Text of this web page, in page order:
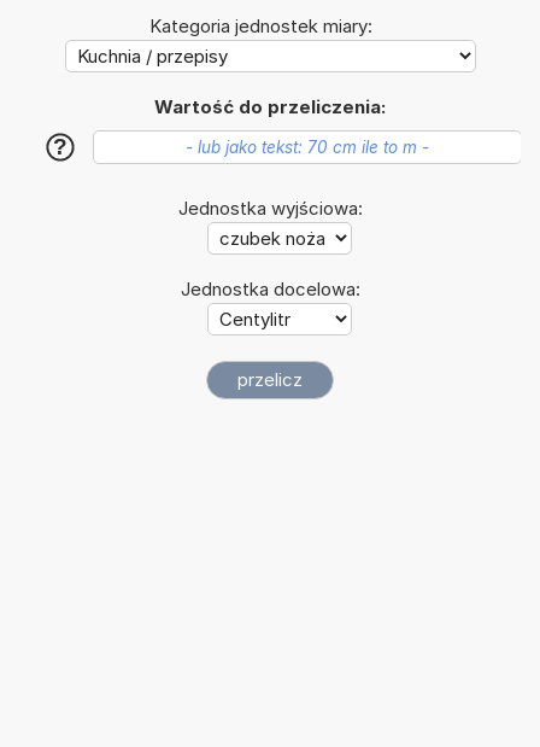
Kategoria jednostek miary:
Wartość do przeliczenia:
?
Jednostka wyjściowa:
Jednostka docelowa: